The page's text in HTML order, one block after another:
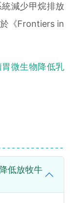
減少甲烷排放
《Frontiers in
胃微生物降低乳
低放牧牛